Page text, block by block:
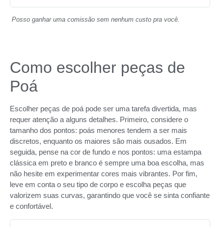
Posso ganhar uma comissão sem nenhum custo pra você.
Como escolher peças de
Poá
Escolher peças de poá pode ser uma tarefa divertida, mas
requer atenção a alguns detalhes. Primeiro, considere o
tamanho dos pontos: poás menores tendem a ser mais
discretos, enquanto os maiores são mais ousados. Em
seguida, pense na cor de fundo e nos pontos: uma estampa
clássica em preto e branco é sempre uma boa escolha, mas
não hesite em experimentar cores mais vibrantes. Por fim,
leve em conta o seu tipo de corpo e escolha peças que
valorizem suas curvas, garantindo que você se sinta confiante
e confortável.